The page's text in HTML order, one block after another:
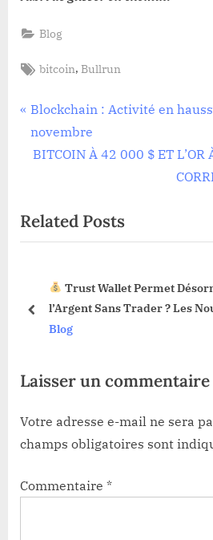
Blog
Tags:
bitcoin,Bullrun
Navigation
de
P
r
e
o
u
o
:
Blockchain : Activité en
novembre
N
t
P
t
BITCOIN À 42 000 $ ET L’OR
Related Posts
Trust Wallet Permet
l’Argent Sans Trader ? Les
Dévoilées !
Blog
prev
Laisser un commentaire
Votre adresse e-mail ne sera
champs obligatoires sont
Commentaire *